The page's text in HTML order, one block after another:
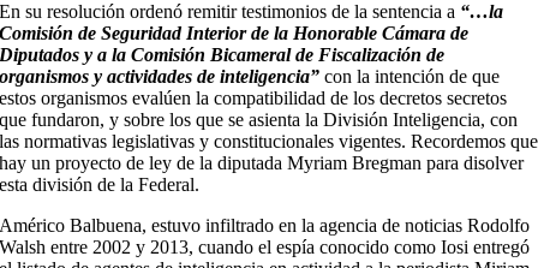
En su resolución ordenó remitir testimonios de la sentencia a “…la
Comisión de Seguridad Interior de la Honorable Cámara de
Diputados y a la Comisión Bicameral de Fiscalización de
organismos y actividades de inteligencia” con la intención de que
estos organismos evalúen la compatibilidad de los decretos secretos
que fundaron, y sobre los que se asienta la División Inteligencia, con
las normativas legislativas y constitucionales vigentes. Recordemos que
hay un proyecto de ley de la diputada Myriam Bregman para disolver
esta división de la Federal.
Américo Balbuena, estuvo infiltrado en la agencia de noticias Rodolfo
Walsh entre 2002 y 2013, cuando el espía conocido como Iosi entregó